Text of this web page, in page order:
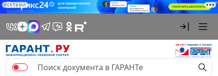
РЕКЛАМА